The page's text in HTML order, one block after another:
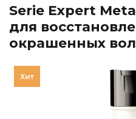
Serie Expert
для
окрашенных